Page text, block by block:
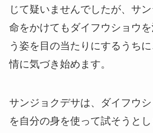
じて疑いませんでしたが、サ
命をかけてもダイフウショウ
う姿を目の当たりにするうち
情に気づき始めます。
サンジョクデサは、ダイフウ
を自分の身を使って試そうと